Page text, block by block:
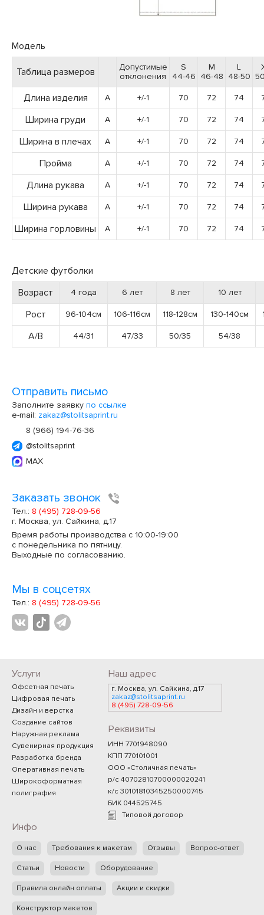
Модель
Таблица размеров
Допустимые
отклонения
S
44-46
M
46-48
L
48-50
Длина изделия A +/-1 70 72 74
Ширина груди A +/-1 70 72 74
Ширина в плечах A +/-1 70 72 74
Пройма A +/-1 70 72 74
Длина рукава A +/-1 70 72 74
Ширина рукава A +/-1 70 72 74
Ширина горловины A +/-1 70 72 74
Детские футболки
Возраст
4 года 6 лет 8 лет 10 лет
Рост 96-104см 106-116см 118-128см 130-140см
А/В 44/31 47/33 50/35 54/38
Отправить письмо
Заполните заявку по ссылке
e-mail: zakaz@stolitsaprint.ru
8 (966) 194-76-36
@stolitsaprint
MAX
Заказать звонок
Тел.: 8 (495) 728-09-56
г. Москва, ул. Сайкина, д.17
Время работы производства с 10:00-19:00
с понедельника по пятницу.
Выходные по согласованию.
Мы в соцсетях
Тел.: 8 (495) 728-09-56
Услуги
Офсетная печать
Цифровая печать
Дизайн и верстка
Создание сайтов
Наружная реклама
Сувенирная продукция
Разработка бренда
Оперативная печать
Широкоформатная
полиграфия
Наш адрес
г. Москва, ул. Сайкина, д.17
zakaz@stolitsaprint.ru
8 (495) 728-09-56
Реквизиты
ИНН 7701948090
КПП 770101001
ООО «Столичная печать»
р/с 40702810700000020241
к/с 30101810345250000745
БИК 044525745
Типовой договор
Инфо
О нас Требования к макетам Отзывы Вопрос-ответ
Статьи Новости Оборудование
Правила онлайн оплаты Акции и скидки
Конструктор макетов